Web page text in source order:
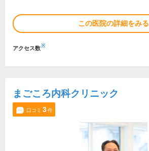
この医院の詳細をみる
アクセス数※
まごころ内科クリニック
口コミ 3件